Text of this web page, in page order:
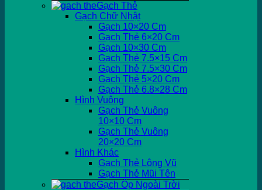
Gạch Thẻ
Gạch Chữ Nhật
Gạch 10×20 Cm
Gạch Thẻ 6×20 Cm
Gạch 10×30 Cm
Gạch Thẻ 7.5×15 Cm
Gạch Thẻ 7.5×30 Cm
Gạch Thẻ 5×20 Cm
Gạch Thẻ 6.8×28 Cm
Hình Vuông
Gạch Thẻ Vuông
10×10 Cm
Gạch Thẻ Vuông
20×20 Cm
Hình Khác
Gạch Thẻ Lông Vũ
Gạch Thẻ Mũi Tên
Gạch Ốp Ngoài Trời